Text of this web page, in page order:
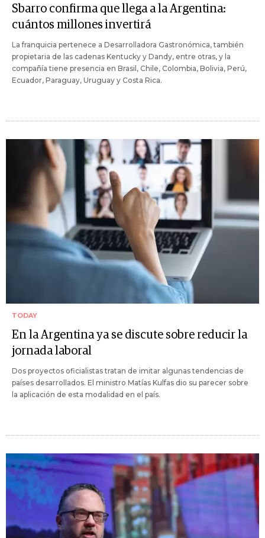
Sbarro confirma que llega a la Argentina:
cuántos millones invertirá
La franquicia pertenece a Desarrolladora Gastronómica, también
propietaria de las cadenas Kentucky y Dandy, entre otras, y la
compañía tiene presencia en Brasil, Chile, Colombia, Bolivia, Perú,
Ecuador, Paraguay, Uruguay y Costa Rica.
TODAY
En la Argentina ya se discute sobre reducir la
jornada laboral
Dos proyectos oficialistas tratan de imitar algunas tendencias de
países desarrollados. El ministro Matías Kulfas dio su parecer sobre
la aplicación de esta modalidad en el país.